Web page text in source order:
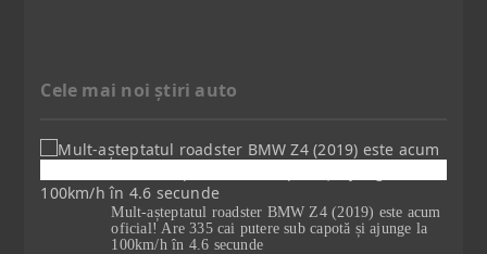
Cele mai noi știri auto
Mult-așteptatul roadster BMW Z4 (2019) este acum
oficial! Are 335 cai putere sub capotă și ajunge la
100km/h în 4.6 secunde